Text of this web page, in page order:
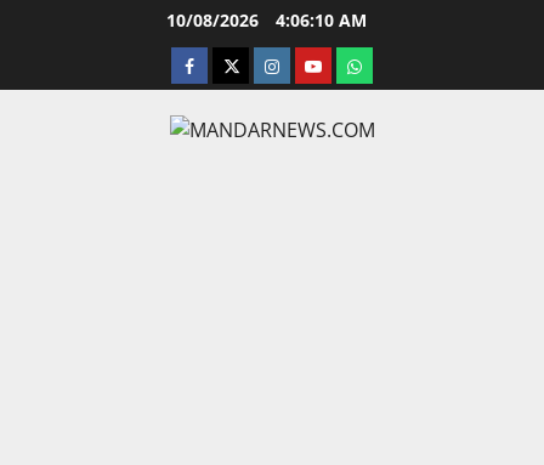
10/08/2026 4:06:11 AM
facebooktwitterinstagram.com
youtubewhatsapp